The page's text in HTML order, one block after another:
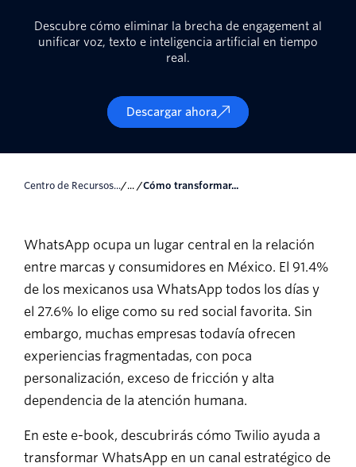
Descubre cómo eliminar la brecha de engagement al
unificar voz, texto e inteligencia artificial en tiempo
real.
Descargar ahora
Centro de Recursos.../... / Cómo transformar...
WhatsApp ocupa un lugar central en la relación
entre marcas y consumidores en México. El 91.4%
de los mexicanos usa WhatsApp todos los días y
el 27.6% lo elige como su red social favorita. Sin
embargo, muchas empresas todavía ofrecen
experiencias fragmentadas, con poca
personalización, exceso de fricción y alta
dependencia de la atención humana.
En este e-book, descubrirás cómo Twilio ayuda a
transformar WhatsApp en un canal estratégico de